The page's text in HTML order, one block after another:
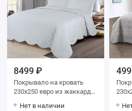
8499 ₽
Покрывало на кровать
230х250 евро из жаккарда
Нет в наличии
230х250 евро